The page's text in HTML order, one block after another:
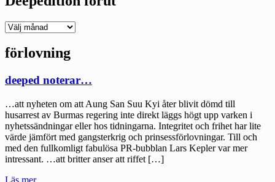
Deepedition
förlovning
deeped noterar…
…att nyheten om att Aung San Suu Kyi åter blivit dömd till
husarrest av Burmas regering inte direkt läggs högt upp varken i
nyhetssändningar eller hos tidningarna. Integritet och frihet har lite
värde jämfört med gangsterkrig och prinsessförlovningar. Till och
med den fullkomligt fabulösa PR-bubblan Lars Kepler var mer
intressant. …att britter anser att riffet […]
Läs mer"deeped